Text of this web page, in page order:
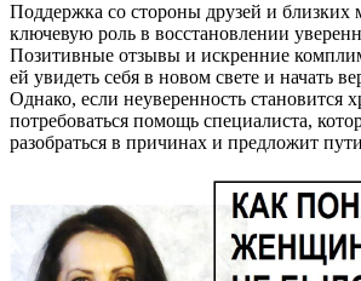
Поддержка со стороны друзей и близких
ключевую роль в восстановлении
Позитивные отзывы и искренние
ей увидеть себя в новом свете и начать
Однако, если неуверенность становится
потребоваться помощь специалиста,
разобраться в причинах и предложит